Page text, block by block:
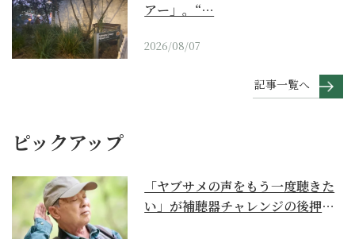
アー」。“…
2026/08/07
記事一覧へ
ピックアップ
「ヤブサメの声をもう一度聴きた
い」が補聴器チャレンジの後押し